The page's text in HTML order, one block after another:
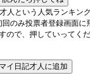
人という人気ランキン
のみ投票者登録画面に
ので、押していってく